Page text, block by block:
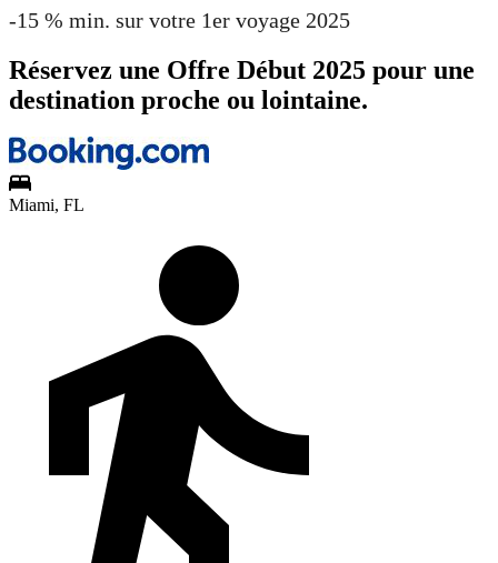
-15 % min. sur votre 1er voyage 2025
Réservez une Offre Début 2025 pour une
destination proche ou lointaine.
Miami, FL